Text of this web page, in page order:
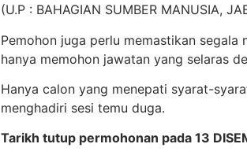
(U.P : BAHAGIAN SUMBER MANUSIA,
Pemohon juga perlu memastikan
hanya memohon jawatan yang selaras
Hanya calon yang menepati syarat-
menghadiri sesi temu duga.
Tarikh tutup permohonan pada 13